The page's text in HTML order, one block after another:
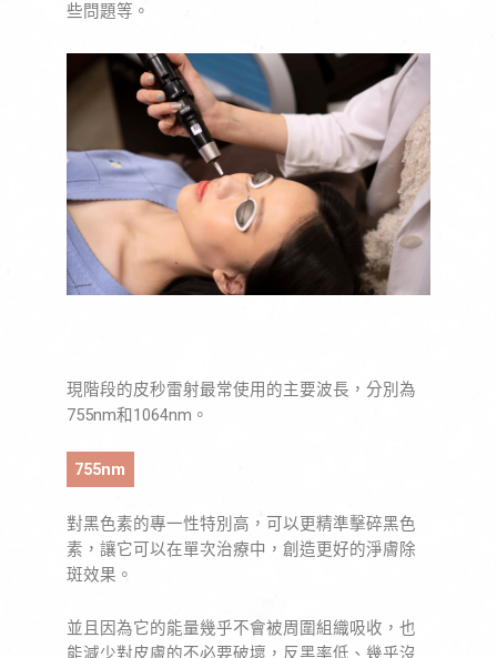
些問題等。
現階段的皮秒雷射最常使用的主要波長，分別為
755nm和1064nm。
755nm
對黑色素的專一性特別高，可以更精準擊碎黑色
素，讓它可以在單次治療中，創造更好的淨膚除
斑效果。
並且因為它的能量幾乎不會被周圍組織吸收，也
能減少對皮膚的不必要破壞，反黑率低、幾乎沒